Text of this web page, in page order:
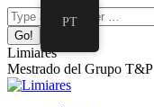
Pular
para
o
conteúdo
Facebook
page
opens
in
new
window
Twitter
page
opens
in
new
window
Mail
page
opens
in
new
window
Instagram
page
opens
in
new
window
Linkedin
page
opens
in
new
window
Search:
Limiares
Mestrado del Grupo T&P
PT